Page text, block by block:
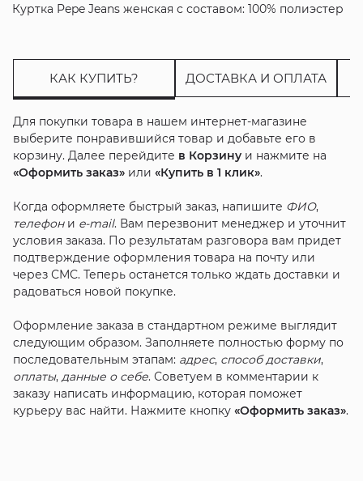
Куртка Pepe Jeans женская с составом: 100% полиэстер
КАК КУПИТЬ? ДОСТАВКА И ОПЛАТА
Для покупки товара в нашем интернет-магазине
выберите понравившийся товар и добавьте его в
корзину. Далее перейдите в Корзинуи нажмите на
«Оформить заказ»или «Купить в 1 клик».
Когда оформляете быстрый заказ, напишите ФИО,
телефони e-mail. Вам перезвонит менеджер и уточнит
условия заказа. По результатам разговора вам придет
подтверждение оформления товара на почту или
через СМС. Теперь останется только ждать доставки и
радоваться новой покупке.
Оформление заказа в стандартном режиме выглядит
следующим образом. Заполняете полностью форму по
последовательным этапам: адрес, способ доставки,
оплаты, данные о себе. Советуем в комментарии к
заказу написать информацию, которая поможет
курьеру вас найти. Нажмите кнопку «Оформить заказ».